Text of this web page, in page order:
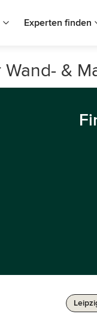
Experten finden
&